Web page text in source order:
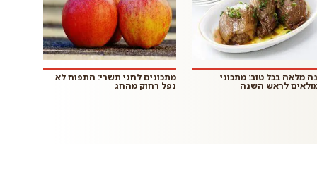
מלאה בכל טוב: מתכוני
לראש השנה
מתכונים לחגי תשרי: התפוח לא
נפל רחוק מהחג